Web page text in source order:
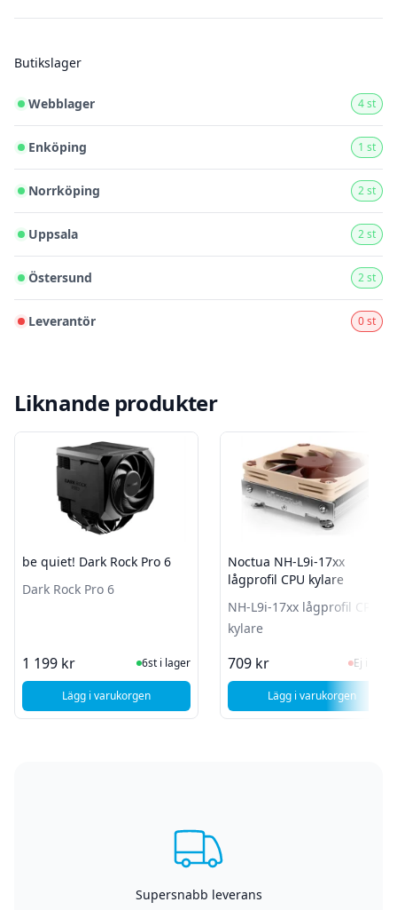
Butikslager
Webblager 4 st
Enköping 1 st
Norrköping 2 st
Uppsala 2 st
Östersund 2 st
Leverantör 0 st
Liknande produkter
be quiet! Dark Rock Pro 6
Dark Rock Pro 6
1 199 kr I Lager
6st i lager
Lägg i varukorgen, be quiet! Dark Rock Pro 6
Noctua NH-L9i-17xx
lågprofil CPU kylare
NH-L9i-17xx lågprofil CPU
kylare
709 kr Ej i
Ej i lager
Lägg i varukorgen
, Noctua NH-L9i-
Supersnabb leverans